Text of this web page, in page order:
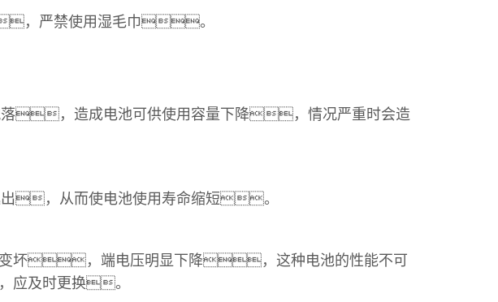
，严禁使用湿毛巾。
，造成电池可供使用容量下降，情况严重时会造
出，从而使电池使用寿命缩短。
变坏，端电压明显下降，这种电池的性能不可
应及时更换。